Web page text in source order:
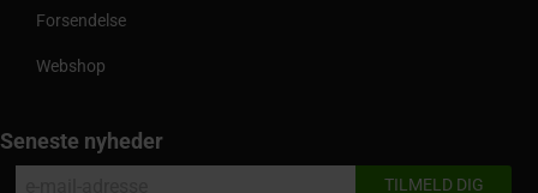
Forsendelse
Webshop
Seneste nyheder